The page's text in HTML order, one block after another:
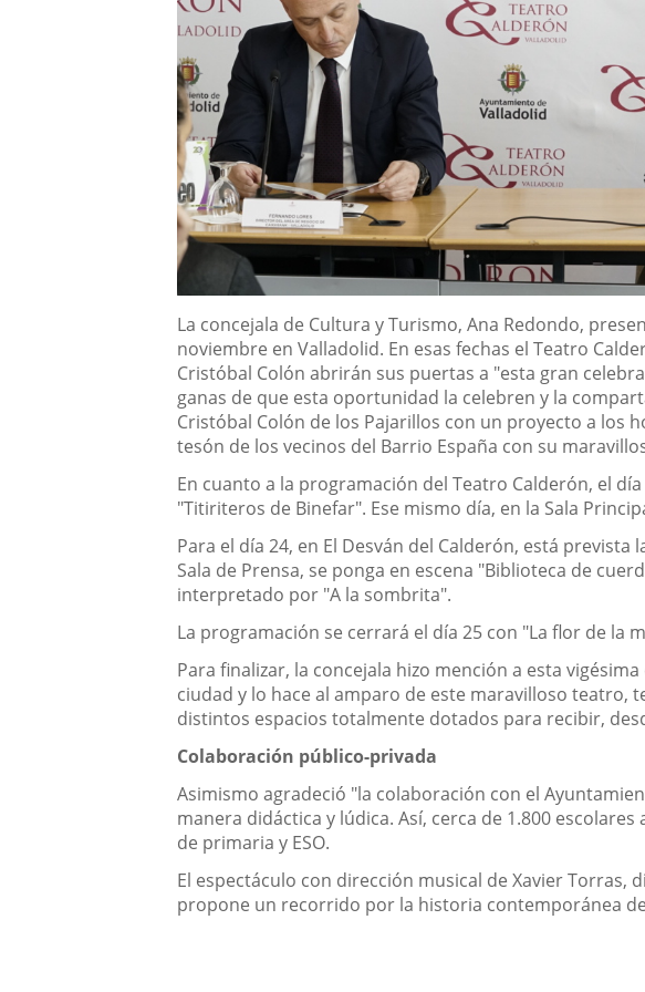
Descripción
La concejala de Cultura y Turismo, Ana Redondo,
noviembre en Valladolid. En esas fechas el Teatro
Cristóbal Colón abrirán sus puertas a "esta gran
ganas de que esta oportunidad la celebren y la
Cristóbal Colón de los Pajarillos con un proyecto a los
tesón de los vecinos del Barrio España con su
En cuanto a la programación del Teatro Calderón, el
"Titiriteros de Binefar". Ese mismo día, en la Sala
Para el día 24, en El Desván del Calderón, está
Sala de Prensa, se ponga en escena "Biblioteca de
interpretado por "A la sombrita".
La programación se cerrará el día 25 con "La flor de la
Para finalizar, la concejala hizo mención a esta
ciudad y lo hace al amparo de este maravilloso teatro,
distintos espacios totalmente dotados para recibir,
Colaboración público-privada
Asimismo agradeció "la colaboración con el
manera didáctica y lúdica. Así, cerca de 1.800
de primaria y ESO.
El espectáculo con dirección musical de Xavier Torras,
propone un recorrido por la historia contemporánea